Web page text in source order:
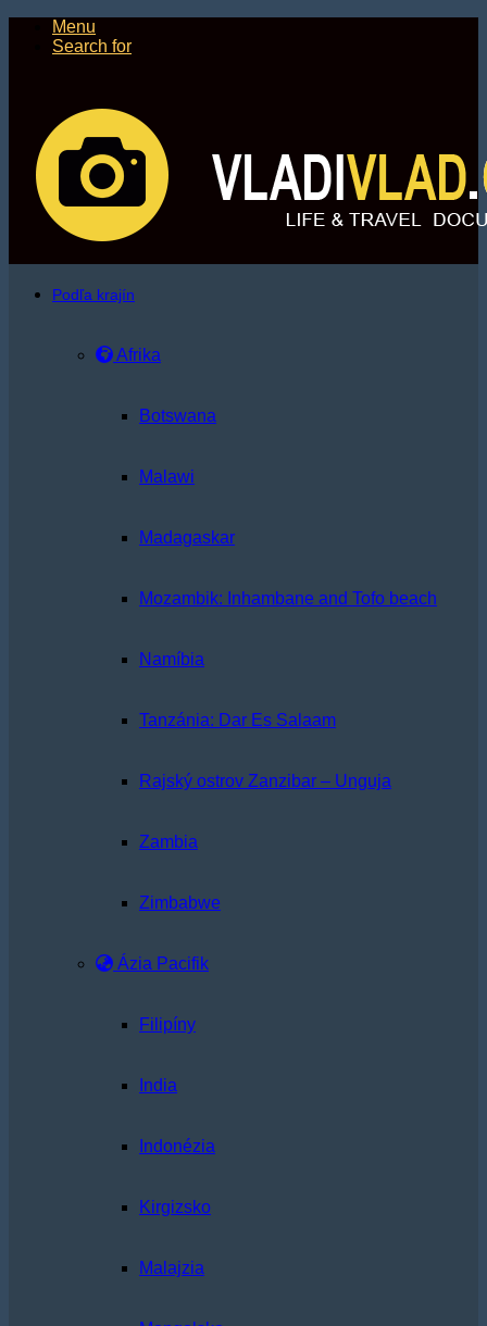
Menu
Search for
Podľa krajín
Afrika
Botswana
Malawi
Madagaskar
Mozambik: Inhambane and Tofo beach
Namíbia
Tanzánia: Dar Es Salaam
Rajský ostrov Zanzibar – Unguja
Zambia
Zimbabwe
Ázia Pacifik
Filipíny
India
Indonézia
Kirgizsko
Malajzia